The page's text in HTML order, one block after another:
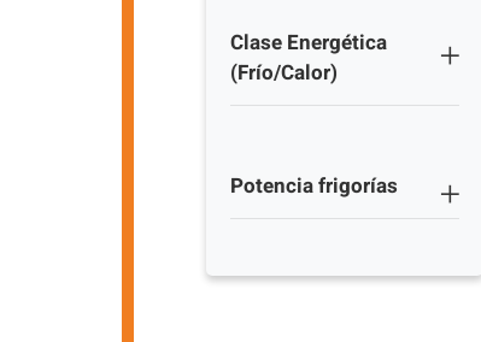
Clase Energética
(Frío/Calor)
Potencia frigorías